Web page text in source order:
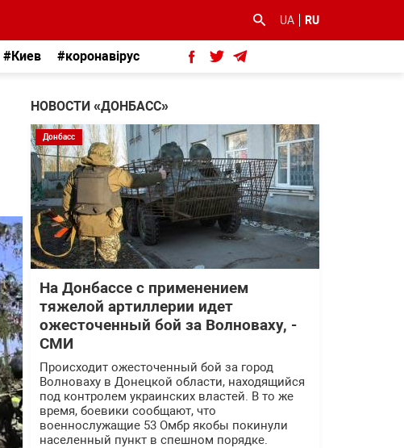
UA RU
#Киев #коронавірус
НОВОСТИ «ДОНБАСС»
Донбасс
На Донбассе с применением
тяжелой артиллерии идет
ожесточенный бой за Волноваху, -
СМИ
Происходит ожесточенный бой за город
Волноваху в Донецкой области, находящийся
под контролем украинских властей. В то же
время, боевики сообщают, что
военнослужащие 53 Омбр якобы покинули
населенный пункт в спешном порядке.